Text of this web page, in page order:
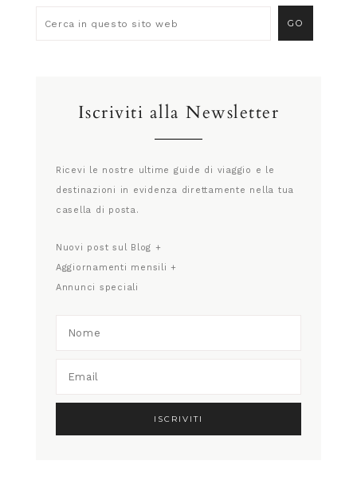
Iscriviti alla Newsletter
Ricevi le nostre ultime guide di viaggio e le
destinazioni in evidenza direttamente nella tua
casella di posta.
Nuovi post sul Blog +
Aggiornamenti mensili +
Annunci speciali